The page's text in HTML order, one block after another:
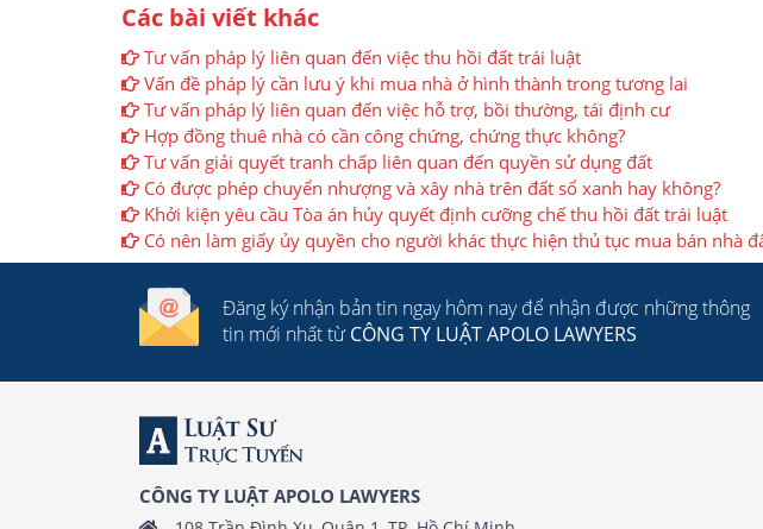
Các bài viết khác
Tư vấn pháp lý liên quan đến việc thu hồi đất trái luật
Vấn đề pháp lý cần lưu ý khi mua nhà ở hình thành trong tương lai
Tư vấn pháp lý liên quan đến việc hỗ trợ, bồi thường, tái định cư
Hợp đồng thuê nhà có cần công chứng, chứng thực không?
Tư vấn giải quyết tranh chấp liên quan đến quyền sử dụng đất
Có được phép chuyển nhượng và xây nhà trên đất sổ xanh hay không?
Khởi kiện yêu cầu Tòa án hủy quyết định cưỡng chế thu hồi đất trái luật
Có nên làm giấy ủy quyền cho người khác thực hiện thủ tục mua bán nhà
Đăng ký nhận bản tin ngay hôm nay để nhận được những thông
tin mới nhất từCÔNG TY LUẬT APOLO LAWYERS
CÔNG TY LUẬT APOLO LAWYERS